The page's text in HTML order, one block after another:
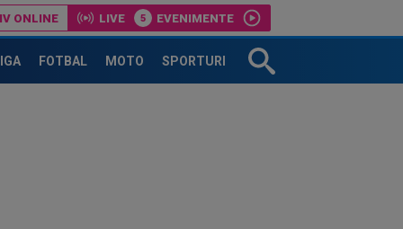
ONLINE LIVE EVENIMENTE
FOTBAL MOTO SPORTURI